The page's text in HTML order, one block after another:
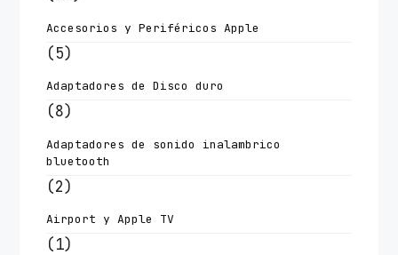
Accesorios y Periféricos Apple
(5)
Adaptadores de Disco duro
(8)
Adaptadores de sonido inalambrico
bluetooth
(2)
Airport y Apple TV
(1)